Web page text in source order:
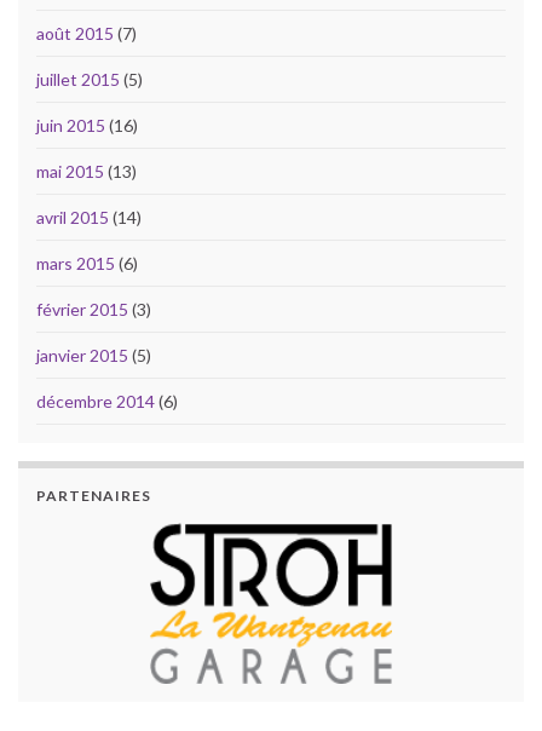
août 2015 (7)
juillet 2015 (5)
juin 2015 (16)
mai 2015 (13)
avril 2015 (14)
mars 2015 (6)
février 2015 (3)
janvier 2015 (5)
décembre 2014(6)
PARTENAIRES